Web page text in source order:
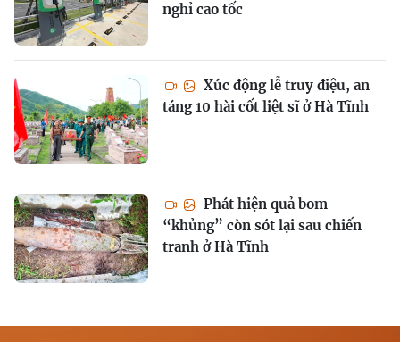
nghỉ cao tốc
Xúc động lễ truy điệu, an
táng 10 hài cốt liệt sĩ ở Hà Tĩnh
Phát hiện quả bom
“khủng” còn sót lại sau chiến
tranh ở Hà Tĩnh